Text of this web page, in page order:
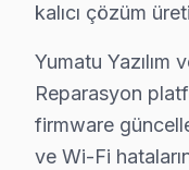
Yumatu TV
Aynı günrandevu
Yumatu TV
Zeytinburnu'de
kalıcı çözüm
Yumatu Yazılım
Reparasyon
firmware
ve Wi-Fi